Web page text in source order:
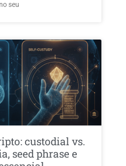
seu
custodial vs.
seed phrase e